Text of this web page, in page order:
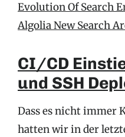
Evolution Of Search
Algolia New Search
CI/CD
und SSH
Dass es nicht immer
hatten wir in der